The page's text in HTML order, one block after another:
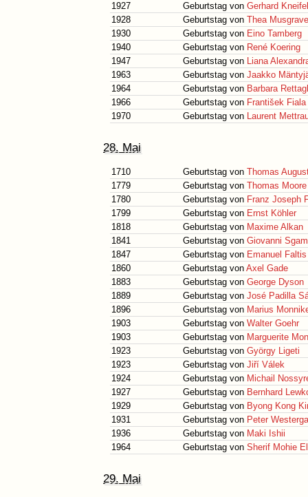
1927
Geburtstag von Gerhard Kneifel
1928
Geburtstag von Thea Musgrave
1930
Geburtstag von Eino Tamberg
1940
Geburtstag von René Koering
1947
Geburtstag von Liana
1963
Geburtstag von Jaakko
1964
Geburtstag von Barbara
1966
Geburtstag von František Fiala
1970
Geburtstag von Laurent
28. Mai
1710 Geburtstag von Thomas
1779
Geburtstag von Thomas Moore
1780
Geburtstag von Franz Joseph
1799
Geburtstag von Ernst Köhler
1818
Geburtstag von Maxime Alkan
1841
Geburtstag von Giovanni
1847
Geburtstag von Emanuel Faltis
1860
Geburtstag von Axel Gade
1883
Geburtstag von George Dyson
1889
Geburtstag von José Padilla
1896
Geburtstag von Marius
1903
Geburtstag von Walter Goehr
1903
Geburtstag von Marguerite
1923
Geburtstag von György Ligeti
1923
Geburtstag von Jiří Válek
1924
Geburtstag von Michail
1927
Geburtstag von Bernhard
1929
Geburtstag von Byong Kong
1931
Geburtstag von Peter
1936
Geburtstag von Maki Ishii
1964
Geburtstag von Sherif Mohie
29. Mai